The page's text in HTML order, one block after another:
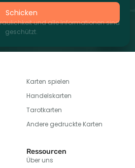
Schicken
und alle Informationen sind
geschützt.
Karten spielen
Handelskarten
Tarotkarten
Andere gedruckte Karten
Ressourcen
Über uns